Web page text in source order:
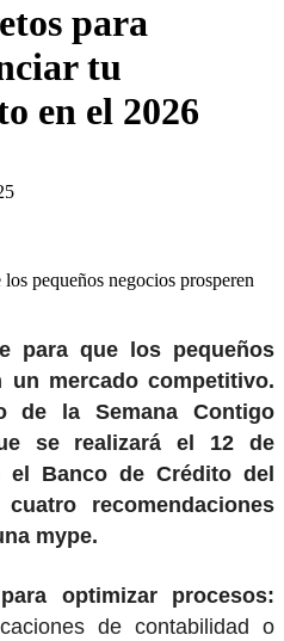
para
tu
en el 2026
pequeños negocios prosperen
para que los pequeños
un mercado competitivo.
de la Semana Contigo
se realizará el 12 de
el Banco de Crédito del
recomendaciones
mype.
optimizar procesos:
de contabilidad o